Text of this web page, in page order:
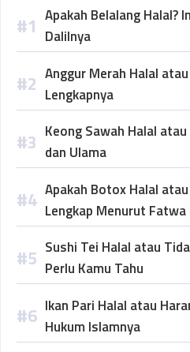
Apakah Belalang Halal?
Dalilnya
Anggur Merah Halal
Lengkapnya
Keong Sawah Halal
dan Ulama
Apakah Botox Halal
Lengkap Menurut Fatwa
Sushi Tei Halal atau
Perlu Kamu Tahu
Ikan Pari Halal atau
Hukum Islamnya